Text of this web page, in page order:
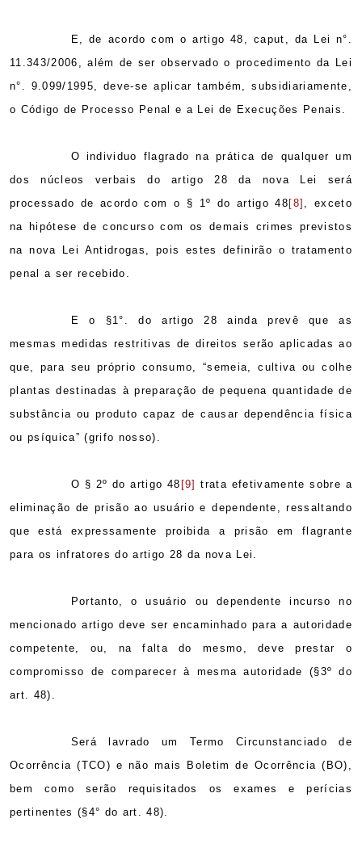
E, de acordo com o artigo 48, caput, da Lei n°.
11.343/2006, além de ser observado o procedimento da Lei
n°. 9.099/1995, deve-se aplicar também, subsidiariamente,
o Código de Processo Penal e a Lei de Execuções Penais.
O individuo flagrado na prática de qualquer um
dos núcleos verbais do artigo 28 da nova Lei será
processado de acordo com o § 1º do artigo 48 [8] , exceto
na hipótese de concurso com os demais crimes previstos
na nova Lei Antidrogas, pois estes definirão o tratamento
penal a ser recebido.
E o §1°. do artigo 28 ainda prevê que as
mesmas medidas restritivas de direitos serão aplicadas ao
que, para seu próprio consumo, “semeia, cultiva ou colhe
plantas destinadas à preparação de pequena quantidade de
substância ou produto capaz de causar dependência física
ou psíquica” (grifo nosso).
O § 2º do artigo 48 [9] trata efetivamente sobre a
eliminação de prisão ao usuário e dependente, ressaltando
que está expressamente proibida a prisão em flagrante
para os infratores do artigo 28 da nova Lei.
Portanto, o usuário ou dependente incurso no
mencionado artigo deve ser encaminhado para a autoridade
competente, ou, na falta do mesmo, deve prestar o
compromisso de comparecer à mesma autoridade (§3º do
art. 48).
Será lavrado um Termo Circunstanciado de
Ocorrência (TCO) e não mais Boletim de Ocorrência (BO),
bem como serão requisitados os exames e perícias
pertinentes (§4° do art. 48).